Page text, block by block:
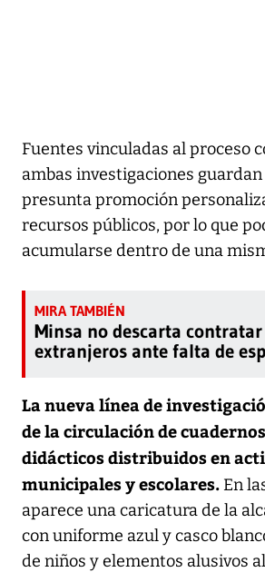
Fuentes vinculadas al proceso
ambas investigaciones
presunta promoción
recursos públicos, por lo que
acumularse dentro de una
Minsa no descarta
extranjeros ante falta de
La nueva línea de
de la circulación de
didácticos distribuidos en
municipales y escolares.En
aparece una caricatura de la
con uniforme azul y casco
de niños y elementos alusivos